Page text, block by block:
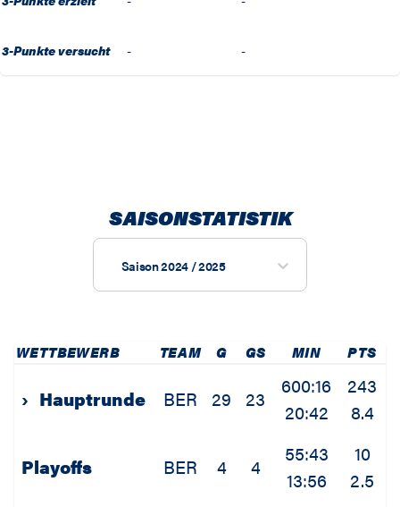
3-Punkte versucht - -
SAISONSTATISTIK
Saison 2024 / 2025
WETTBEWERB TEAM G GS MIN PTS
› Hauptrunde BER 29 23
600:16
20:42
243
8.4
Playoffs BER 4 4
55:43
13:56
10
2.5